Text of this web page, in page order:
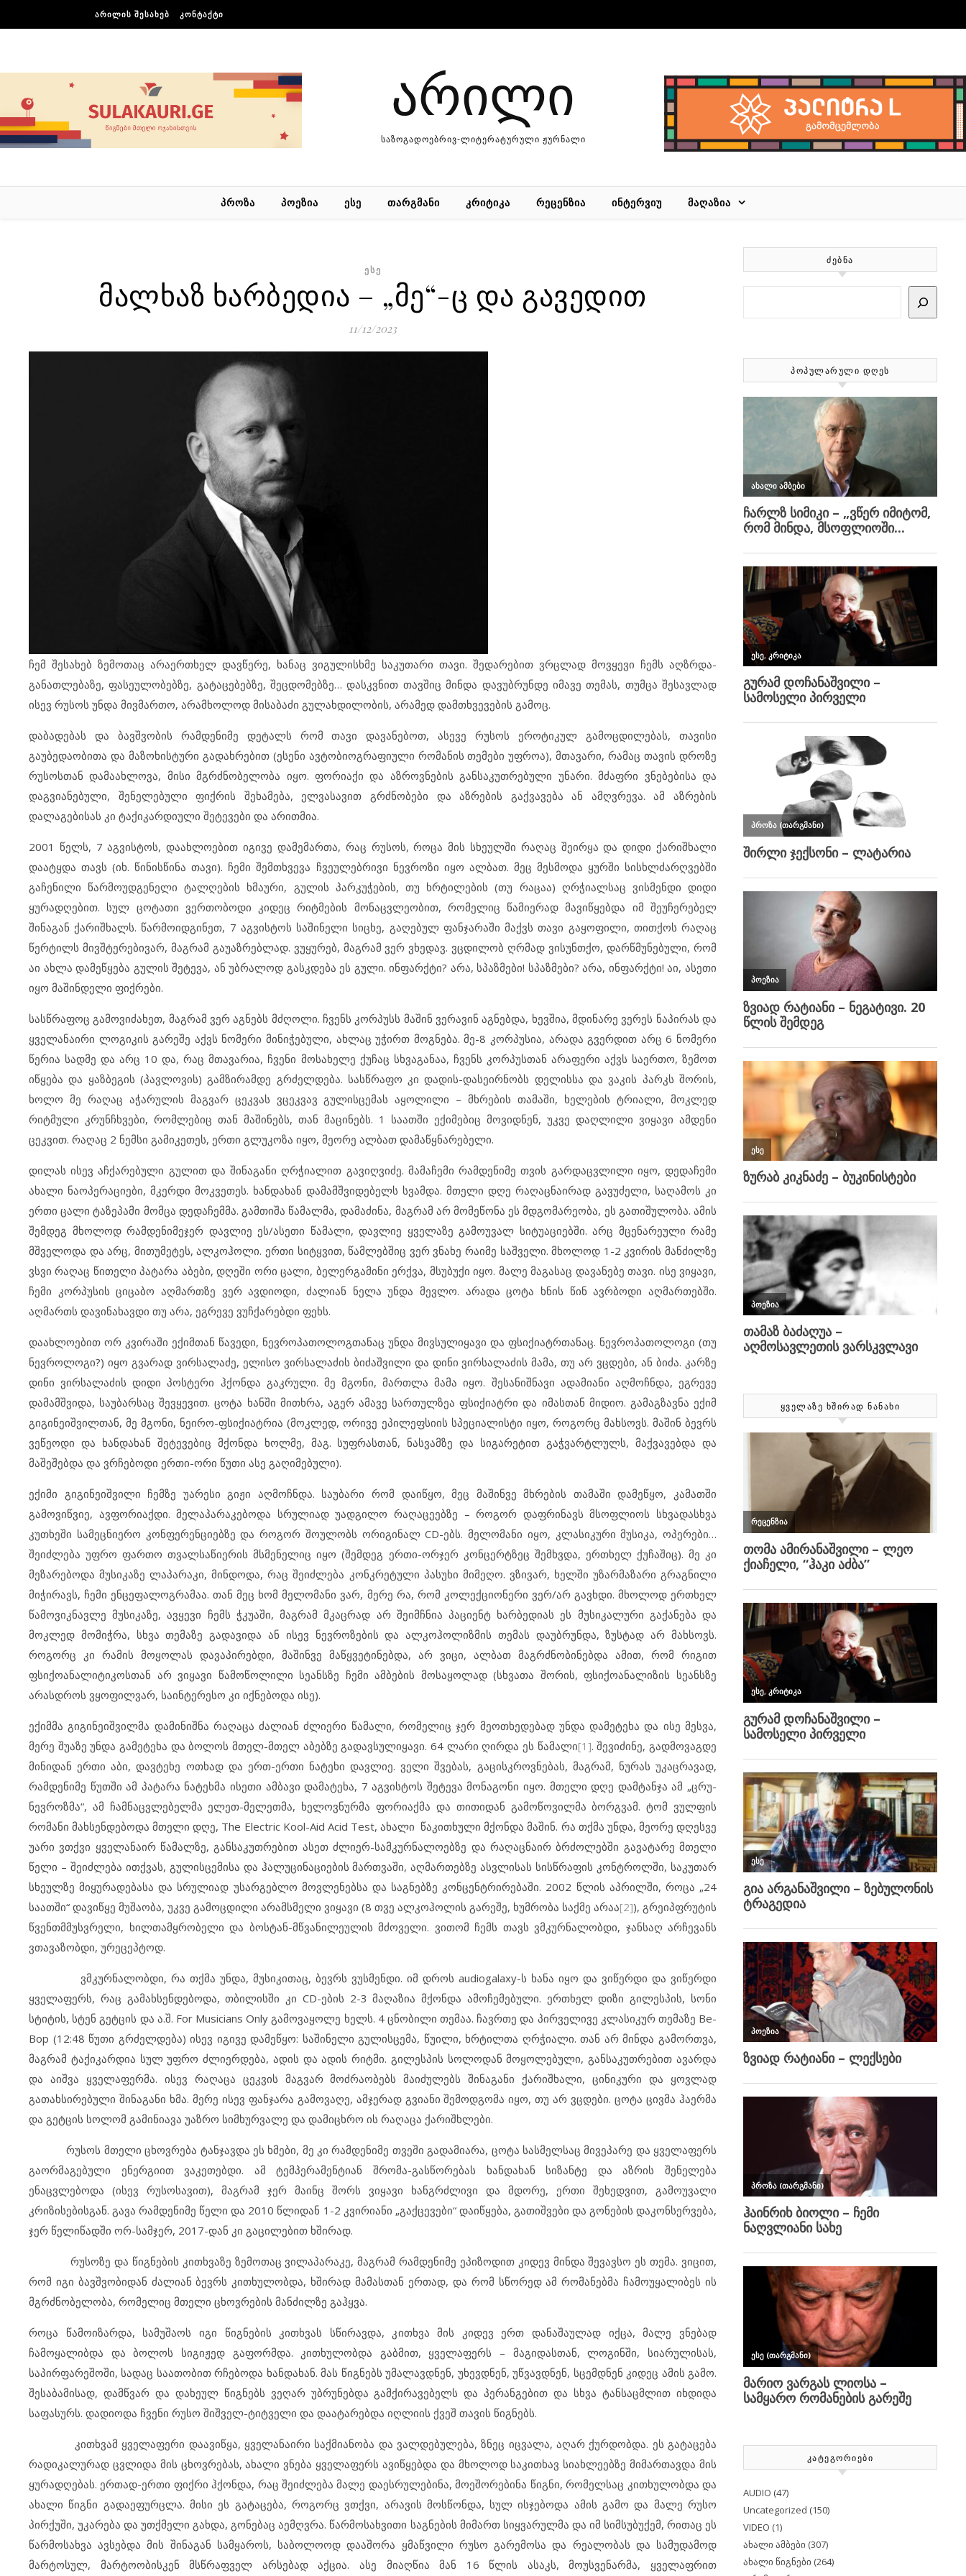
ᲐᲠᲘᲚᲘᲡ ᲨᲔᲡᲐᲮᲔᲑ ᲙᲝᲜᲢᲐᲥᲢᲘ
არილი
საზოგადოებრივ-ლიტერატურული ჟურნალი
ᲞᲠᲝᲖᲐ ᲞᲝᲔᲖᲘᲐ ᲔᲡᲔ ᲗᲐᲠᲒᲛᲐᲜᲘ ᲙᲠᲘᲢᲘᲙᲐ ᲠᲔᲪᲔᲜᲖᲘᲐ ᲘᲜᲢᲔᲠᲕᲘᲣ ᲛᲐᲦᲐᲖᲘᲐ
ᲔᲡᲔ
მალხაზ ხარბედია – „მე“-ც და გავედით
11/12/2023
ჩემ შესახებ ზემოთაც არაერთხელ დავწერე, ხანაც ვიგულისხმე საკუთარი თავი. შედარებით ვრცლად მოვყევი ჩემს აღზრდა-
განათლებაზე, ფასეულობებზე, გატაცებებზე, შეცდომებზე… დასკვნით თავშიც მინდა დავუბრუნდე იმავე თემას, თუმცა შესავლად
ისევ რუსოს უნდა მივმართო, არამხოლოდ მისაბაძი გულახდილობის, არამედ დამთხვევების გამოც.
დაბადებას და ბავშვობის რამდენიმე დეტალს რომ თავი დავანებოთ, ასევე რუსოს ეროტიკულ გამოცდილებას, თავისი
გაუბედაობითა და მაზოხისტური გადახრებით (ესენი ავტობიოგრაფიული რომანის თემები უფროა), მთავარი, რამაც თავის დროზე
რუსოსთან დამაახლოვა, მისი მგრძნობელობა იყო. ფორიაქი და აზროვნების განსაკუთრებული უნარი. მძაფრი ვნებებისა და
დაგვიანებული, შენელებული ფიქრის შეხამება, ელვასავით გრძნობები და აზრების გაქვავება ან ამღვრევა. ამ აზრების
დალაგებისას კი ტაქიკარდიული შეტევები და არითმია.
2001 წელს, 7 აგვისტოს, დაახლოებით იგივე დამემართა, რაც რუსოს, როცა მის სხეულში რაღაც შეირყა და დიდი ქარიშხალი
დაატყდა თავს (იხ. წინისწინა თავი). ჩემი შემთხვევა ჩვეულებრივი ნევროზი იყო ალბათ. მეც მესმოდა ყურში სისხლძარღვებში
გაჩენილი წარმოუდგენელი ტალღების ხმაური, გულის პარკუჭების, თუ ხრტილების (თუ რაცაა) ღრჭიალსაც ვისმენდი დიდი
ყურადღებით. სულ ცოტათი ვერთობოდი კიდეც რიტმების მონაცვლეობით, რომელიც წამიერად მავიწყებდა იმ შეუჩერებელ
შინაგან ქარიშხალს. წარმოიდგინეთ, 7 აგვისტოს საშინელი სიცხე, გაღებულ ფანჯარაში მაქვს თავი გაყოფილი, თითქოს რაღაც
წერტილს მივშტერებივარ, მაგრამ გაუაზრებლად. ვუყურებ, მაგრამ ვერ ვხედავ. ვცდილობ ღრმად ვისუნთქო, დარწმუნებული, რომ
აი ახლა დამეწყება გულის შეტევა, ან უბრალოდ გასკდება ეს გული. ინფარქტი? არა, სპაზმები! სპაზმები? არა, ინფარქტი! აი, ასეთი
იყო მაშინდელი ფიქრები.
სასწრაფოც გამოვიძახეთ, მაგრამ ვერ აგნებს მძღოლი. ჩვენს კორპუსს მაშინ ვერავინ აგნებდა, ხევშია, მდინარე ვერეს ნაპირას და
ყველანაირი ლოგიკის გარეშე აქვს ნომერი მინიჭებული, ახლაც უჭირთ მოგნება. მე-8 კორპუსია, არადა გვერდით არც 6 ნომერი
წერია სადმე და არც 10 და, რაც მთავარია, ჩვენი მოსახელე ქუჩაც სხვაგანაა, ჩვენს კორპუსთან არაფერი აქვს საერთო, ზემოთ
იწყება და ყაზბეგის (პავლოვის) გამზირამდე გრძელდება. სასწრაფო კი დადის-დასეირნობს დელისსა და ვაკის პარკს შორის,
ხოლო მე რაღაც აჭარულის მაგვარ ცეკვას ვცეკვავ გულისცემას აყოლილი – მხრების თამაში, ხელების ტრიალი, მოკლედ
რიტმული კრუნჩხვები, რომლებიც თან მაშინებს, თან მაცინებს. 1 საათში ექიმებიც მოვიდნენ, უკვე დაღლილი ვიყავი ამდენი
ცეკვით. რაღაც 2 ნემსი გამიკეთეს, ერთი გლუკოზა იყო, მეორე ალბათ დამაწყნარებელი.
დილას ისევ აჩქარებული გულით და შინაგანი ღრჭიალით გავიღვიძე. მამაჩემი რამდენიმე თვის გარდაცვლილი იყო, დედაჩემი
ახალი ნაოპერაციები, მკერდი მოკვეთეს. ხანდახან დამამშვიდებელს სვამდა. მთელი დღე რაღაცნაირად გავუძელი, საღამოს კი
ერთი ცალი ტაზეპამი მომცა დედაჩემმა. გამთიშა წამალმა, დამაძინა, მაგრამ არ მომეწონა ეს მდგომარეობა, ეს გათიშულობა. ამის
შემდეგ მხოლოდ რამდენიმეჯერ დავლიე ეს/ასეთი წამალი, დავლიე ყველაზე გამოუვალ სიტუაციებში. არც მცენარეული რამე
მშველოდა და არც, მითუმეტეს, ალკოჰოლი. ერთი სიტყვით, წამლებშიც ვერ ვნახე რაიმე საშველი. მხოლოდ 1-2 კვირის მანძილზე
ვსვი რაღაც წითელი პატარა აბები, დღეში ორი ცალი, ბელერგამინი ერქვა, მსუბუქი იყო. მალე მაგასაც დავანებე თავი. ისე ვიყავი,
ჩემი კორპუსის ციცაბო აღმართზე ვერ ავდიოდი, ძალიან ნელა უნდა მევლო. არადა ცოტა ხნის წინ ავრბოდი აღმართებში.
აღმართს დავინახავდი თუ არა, ეგრევე ვუჩქარებდი ფეხს.
დაახლოებით ორ კვირაში ექიმთან წავედი, ნევროპათოლოგთანაც უნდა მივსულიყავი და ფსიქიატრთანაც. ნევროპათოლოგი (თუ
ნევროლოგი?) იყო გვარად ვირსალაძე, ელისო ვირსალაძის ბიძაშვილი და დინი ვირსალაძის მამა, თუ არ ვცდები, ან ბიძა. კარზე
დინი ვირსალაძის დიდი პოსტერი ჰქონდა გაკრული. მე მგონი, მართლა მამა იყო. შესანიშნავი ადამიანი აღმოჩნდა, ეგრევე
დამამშვიდა, საუბარსაც შევყევით. ცოტა ხანში მითხრა, აგერ ამავე სართულზეა ფსიქიატრი და იმასთან მიდიო. გამაგზავნა ექიმ
გიგინეიშვილთან, მე მგონი, ნეირო-ფსიქიატრია (მოკლედ, ორივე ეპილეფსიის სპეციალისტი იყო, როგორც მახსოვს. მაშინ ბევრს
ვეწეოდი და ხანდახან შეტევებიც მქონდა ხოლმე, მაგ. სუფრასთან, ნასვამზე და სიგარეტით გაჭვარტლულს, მაქვავებდა და
მაშეშებდა და ვრჩებოდი ერთი-ორი წუთი ასე გაღიმებული).
ექიმი გიგინეიშვილი ჩემზე უარესი გიჟი აღმოჩნდა. საუბარი რომ დაიწყო, მეც მაშინვე მხრების თამაში დამეწყო, კამათში
გამოვიწვიე, ავფორიაქდი. მელაპარაკებოდა სრულიად უადგილო რაღაცეებზე – როგორ დაფრინავს მსოფლიოს სხვადასხვა
კუთხეში სამეცნიერო კონფერენციებზე და როგორ შოულობს ორიგინალ CD-ებს. მელომანი იყო, კლასიკური მუსიკა, ოპერები…
შეიძლება უფრო ფართო თვალსაწიერის მსმენელიც იყო (შემდეგ ერთი-ორჯერ კონცერტზეც შემხვდა, ერთხელ ქუჩაშიც). მე კი
მეზარებოდა მუსიკაზე ლაპარაკი, მინდოდა, რაც შეიძლება კონკრეტული პასუხი მიმეღო. ვზივარ, ხელში უზარმაზარი გრაგნილი
მიჭირავს, ჩემი ენცეფალოგრამაა. თან მეც ხომ მელომანი ვარ, მერე რა, რომ კოლექციონერი ვერ/არ გავხდი. მხოლოდ ერთხელ
წამოვიკნავლე მუსიკაზე, ავყევი ჩემს ჭკუაში, მაგრამ მკაცრად არ შეიმჩნია პაციენტ ხარბედიას ეს მუსიკალური გაქანება და
მოკლედ მომიჭრა, სხვა თემაზე გადავიდა ან ისევ ნევროზების და ალკოჰოლიზმის თემას დაუბრუნდა, ზუსტად არ მახსოვს.
როგორც კი რამის მოყოლას დავაპირებდი, მაშინვე მაწყვეტინებდა, არ ვიცი, ალბათ მაგრძნობინებდა ამით, რომ რიგით
ფსიქოანალიტიკოსთან არ ვიყავი წამოწოლილი სეანსზე ჩემი ამბების მოსაყოლად (სხვათა შორის, ფსიქოანალიზის სეანსზე
არასდროს ვყოფილვარ, საინტერესო კი იქნებოდა ისე).
ექიმმა გიგინეიშვილმა დამინიშნა რაღაცა ძალიან ძლიერი წამალი, რომელიც ჯერ მეოთხედებად უნდა დამეტეხა და ისე მესვა,
მერე შუაზე უნდა გამეტეხა და ბოლოს მთელ-მთელ აბებზე გადავსულიყავი. 64 ლარი ღირდა ეს წამალი[1]. შევიძინე, გადმოვაგდე
მინიდან ერთი აბი, დავტეხე ოთხად და ერთ-ერთი ნატეხი დავლიე. ველი შვებას, გაცისკროვნებას, მაგრამ, ნურას უკაცრავად,
რამდენიმე წუთში ამ პატარა ნატეხმა ისეთი ამბავი დამატეხა, 7 აგვისტოს შეტევა მონაგონი იყო. მთელი დღე დამტანჯა ამ „ცრუ-
ნევროზმა“, ამ ჩამნაცვლებელმა ელეთ-მელეთმა, ხელოვნურმა ფორიაქმა და თითიდან გამოწოვილმა ბორგვამ. ტომ ვულფის
რომანი მახსენდებოდა მთელი დღე, The Electric Kool-Aid Acid Test, ახალი წაკითხული მქონდა მაშინ. რა თქმა უნდა, მეორე დღესვე
უარი ვთქვი ყველანაირ წამალზე, განსაკუთრებით ასეთ ძლიერ-სამკურნალოებზე და რაღაცნაირ ბრძოლებში გავატარე მთელი
წელი – შეიძლება ითქვას, გულისცემისა და ჰალუცინაციების მართვაში, აღმართებზე ასვლისას სისწრაფის კონტროლში, საკუთარ
სხეულზე მიყურადებასა და სრულიად უსარგებლო მოვლენებსა და საგნებზე კონცენტრირებაში. 2002 წლის აპრილში, როცა „24
საათში“ დავიწყე მუშაობა, უკვე გამოცდილი არამსმელი ვიყავი (8 თვე ალკოჰოლის გარეშე, ხუმრობა საქმე არაა[2]), გრეიპფრუტის
წვენთმმუსვრელი, ხილთამყრობელი და ბოსტან-მწვანილეულის მძოველი. ვითომ ჩემს თავს ვმკურნალობდი, ჯანსაღ არჩევანს
ვთავაზობდი, ურეცეპტოდ.
ვმკურნალობდი, რა თქმა უნდა, მუსიკითაც, ბევრს ვუსმენდი. იმ დროს audiogalaxy-ს ხანა იყო და ვიწერდი და ვიწერდი
ყველაფერს, რაც გამახსენდებოდა, თბილისში კი CD-ების 2-3 მაღაზია მქონდა ამოჩემებული. ერთხელ დიზი გილესპის, სონი
სტიტის, სტენ გეტცის და ა.შ. For Musicians Only გამოვაყოლე ხელს. 4 ცნობილი თემაა. ჩავრთე და პირველივე კლასიკურ თემაზე Be-
Bop (12:48 წუთი გრძელდება) ისევ იგივე დამეწყო: საშინელი გულისცემა, წუილი, ხრტილთა ღრჭიალი. თან არ მინდა გამორთვა,
მაგრამ ტაქიკარდია სულ უფრო ძლიერდება, ადის და ადის რიტმი. გილესპის სოლოდან მოყოლებული, განსაკუთრებით ავარდა
და აიშვა ყველაფერმა. ისევ რაღაცა ცეკვის მაგვარ მოძრაობებს მაიძულებს შინაგანი ქარიშხალი, ცინიკური და ყოვლად
გათახსირებული შინაგანი ხმა. მერე ისევ ფანჯარა გამოვაღე, ამჯერად გვიანი შემოდგომა იყო, თუ არ ვცდები. ცოტა ცივმა ჰაერმა
და გეტცის სოლომ გამინიავა უაზრო სიმხურვალე და დამიცხრო ის რაღაცა ქარიშხლები.
რუსოს მთელი ცხოვრება ტანჯავდა ეს ხმები, მე კი რამდენიმე თვეში გადამიარა, ცოტა სასმელსაც მივეპარე და ყველაფერს
გაორმაგებული ენერგიით ვაკეთებდი. ამ ტემპერამენტიან შრომა-გასწორებას ხანდახან სიზანტე და აზრის შენელება
ენაცვლებოდა (ისევ რუსოსავით), მაგრამ ჯერ მაინც შორს ვიყავი ხანგრძლივი და მდორე, ერთი შეხედვით, გამოუვალი
კრიზისებისგან. გავა რამდენიმე წელი და 2010 წლიდან 1-2 კვირიანი „გაქცევები“ დაიწყება, გათიშვები და გონების დაკონსერვება,
ჯერ წელიწადში ორ-სამჯერ, 2017-დან კი გაცილებით ხშირად.
რუსოზე და წიგნების კითხვაზე ზემოთაც ვილაპარაკე, მაგრამ რამდენიმე ეპიზოდით კიდევ მინდა შევავსო ეს თემა. ვიცით,
რომ იგი ბავშვობიდან ძალიან ბევრს კითხულობდა, ხშირად მამასთან ერთად, და რომ სწორედ ამ რომანებმა ჩამოუყალიბეს ის
მგრძნობელობა, რომელიც მთელი ცხოვრების მანძილზე გაჰყვა.
როცა წამოიზარდა, სამუშაოს იგი წიგნების კითხვას სწირავდა, კითხვა მის კიდევ ერთ დანაშაულად იქცა, მალე ვნებად
ჩამოყალიბდა და ბოლოს სიგიჟედ გაფორმდა. კითხულობდა გაბმით, ყველაფერს – მაგიდასთან, ლოგინში, სიარულისას,
საპირფარეშოში, სადაც საათობით რჩებოდა ხანდახან. მას წიგნებს უმალავდნენ, უხევდნენ, უწვავდნენ, სცემდნენ კიდეც ამის გამო.
შესაბამისად, დამწვარ და დახეულ წიგნებს ვეღარ უბრუნებდა გამქირავებელს და პერანგებით და სხვა ტანსაცმლით იხდიდა
საფასურს. დადიოდა ჩვენი რუსო შიშველ-ტიტველი და დაატარებდა იღლიის ქვეშ თავის წიგნებს.
კითხვამ ყველაფერი დაავიწყა, ყველანაირი საქმიანობა და ვალდებულება, ზნეც იცვალა, აღარ ქურდობდა. ეს გატაცება
რადიკალურად ცვლიდა მის ცხოვრებას, ახალი ვნება ყველაფერს ავიწყებდა და მხოლოდ საკითხავ სიახლეებზე მიმართავდა მის
ყურადღებას. ერთად-ერთი ფიქრი ჰქონდა, რაც შეიძლება მალე დაესრულებინა, მოეშორებინა წიგნი, რომელსაც კითხულობდა და
ახალი წიგნი გადაეფურცლა. მისი ეს გატაცება, როგორც ვთქვი, არავის მოსწონდა, სულ ისჯებოდა ამის გამო და მალე რუსო
პირქუში, უკარება და უთქმელი გახდა, გონებაც აემღვრა. წარმოსახვითი საგნების მიმართ სიყვარულმა და იმ სიმსუბუქემ, რითაც ეს
წარმოსახვა ავსებდა მის შინაგან სამყაროს, საბოლოოდ დააშორა ყმაწვილი რუსო გარემოსა და რეალობას და სამუდამოდ
მარტოსულ, მარტოობისკენ მსწრაფველ არსებად აქცია. ასე მიაღწია მან 16 წლის ასაკს, მოუსვენარმა, ყველაფრით
ᲫᲔᲑᲜᲐ
ᲞᲝᲞᲣᲚᲐᲠᲣᲚᲘ ᲓᲦᲔᲡ
ᲧᲕᲔᲚᲐᲖᲔ ᲮᲨᲘᲠᲐᲓ ᲜᲐᲜᲐᲮᲘ
ᲙᲐᲢᲔᲒᲝᲠᲘᲔᲑᲘ
AUDIO (47)
Uncategorized (150)
VIDEO (1)
ახალი ამბები (307)
ახალი წიგნები (264)